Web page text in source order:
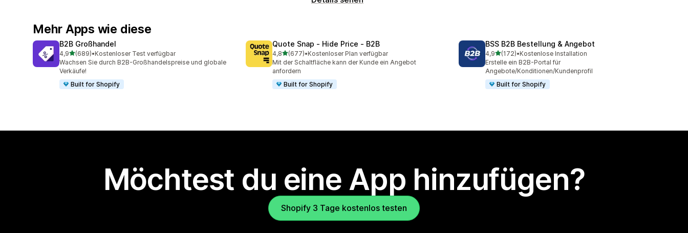
Mehr Apps wie diese
B2B Großhandel
4,9von 5 Sternen
(689)
689 Rezensionen insgesamt
•Kostenloser Test verfügbar
Wachsen Sie durch B2B-Großhandelspreise und globale
Verkäufe!
Built for Shopify
Quote Snap ‑ Hide Price ‑ B2B
4,8von 5 Sternen
(677)
677 Rezensionen insgesamt
•Kostenloser Plan verfügbar
Mit der Schaltfläche kann der Kunde ein Angebot
anfordern
Built for Shopify
BSS B2B Bestellung & Angebot
4,9von 5 Sternen
(172)
172 Rezensionen insgesamt
•Kostenlose Installation
Erstelle ein B2B-Portal für
Angebote/Konditionen/Kundenprofil
Built for Shopify
Möchtest du eine App hinzufügen?
Shopify 3 Tage kostenlos testen